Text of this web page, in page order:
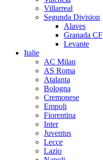
Villarreal
Segunda Division
Alaves
Granada CF
Levante
Italie
AC Milan
AS Roma
Atalanta
Bologna
Cremonese
Empoli
Fiorentina
Inter
Juventus
Lecce
Lazio